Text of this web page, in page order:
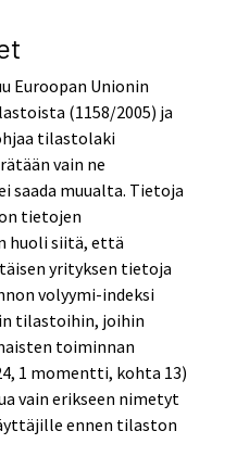
Euroopan Unionin
(1158/2005) ja
tilastolaki
vain ne
muualta. Tietoja
tietojen
huoli siitä, että
yrityksen tietoja
volyymi-indeksi
tilastoihin, joihin
toiminnan
1 momentti, kohta 13)
vain erikseen nimetyt
ennen tilaston